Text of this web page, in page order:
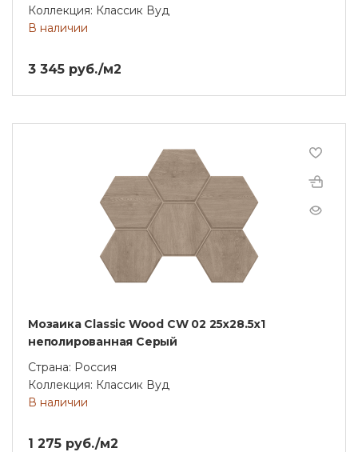
Коллекция: Классик Вуд
В наличии
3 345 руб./м2
Мозаика Classic Wood CW 02 25x28.5x1
неполированная Серый
Страна: Россия
Коллекция: Классик Вуд
В наличии
1 275 руб./м2